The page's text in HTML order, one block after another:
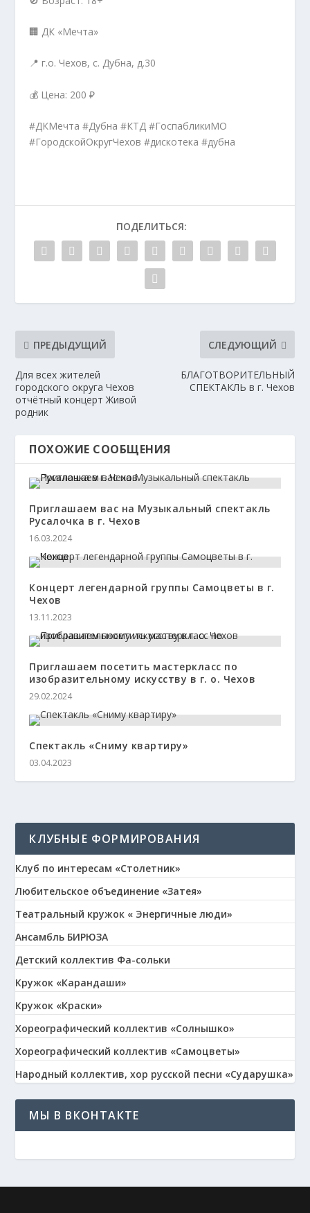
🏢 ДК «Мечта»
📍 г.о. Чехов, с. Дубна, д.30
💰 Цена: 200 ₽
#ДКМечта #Дубна #КТД #ГоспабликиМО
#ГородскойОкругЧехов #дискотека #дубна
ПОДЕЛИТЬСЯ:
ПРЕДЫДУЩИЙ
Для всех жителей
городского округа Чехов
отчётный концерт Живой
родник
СЛЕДУЮЩИЙ
БЛАГОТВОРИТЕЛЬНЫЙ
СПЕКТАКЛЬ в г. Чехов
ПОХОЖИЕ СООБЩЕНИЯ
Приглашаем вас на Музыкальный спектакль
Русалочка в г. Чехов
16.03.2024
Концерт легендарной группы Самоцветы в г.
Чехов
13.11.2023
Приглашаем посетить мастеркласс по
изобразительному искусству в г. о. Чехов
29.02.2024
Спектакль «Сниму квартиру»
03.04.2023
КЛУБНЫЕ ФОРМИРОВАНИЯ
Клуб по интересам «Столетник»
Любительское объединение «Затея»
Театральный кружок « Энергичные люди»
Ансамбль БИРЮЗА
Детский коллектив Фа-сольки
Кружок «Карандаши»
Кружок «Краски»
Хореографический коллектив «Солнышко»
Хореографический коллектив «Самоцветы»
Народный коллектив, хор русской песни «Сударушка»
МЫ В ВКОНТАКТЕ